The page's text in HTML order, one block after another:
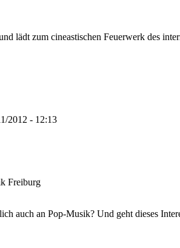
lädt zum cineastischen Feuerwerk des
2012 - 12:13
Freiburg
auch an Pop-Musik? Und geht dieses